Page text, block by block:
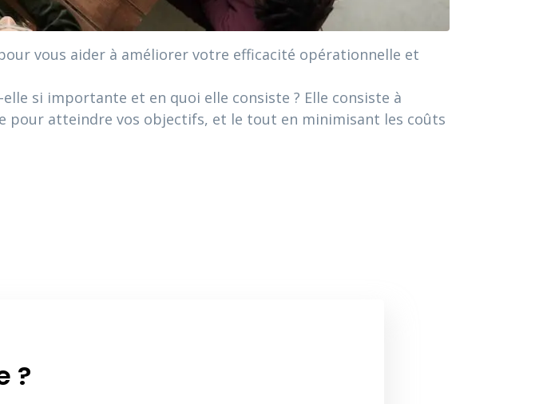
vous aider à améliorer votre efficacité opérationnelle et
si importante et en quoi elle consiste ? Elle consiste à
pour atteindre vos objectifs, et le tout en minimisant les coûts
?